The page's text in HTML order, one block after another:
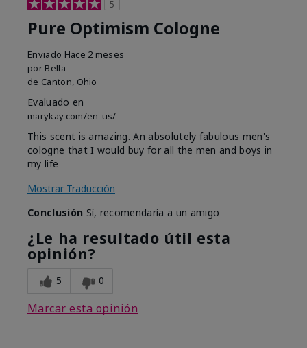
5
Pure Optimism Cologne
Enviado Hace 2 meses
por Bella
de Canton, Ohio
Evaluado en
marykay.com/en-us/
This scent is amazing. An absolutely fabulous men's
cologne that I would buy for all the men and boys in
my life
Mostrar Traducción
Conclusión Sí, recomendaría a un amigo
¿Le ha resultado útil esta
opinión?
5 0
Marcar esta opinión